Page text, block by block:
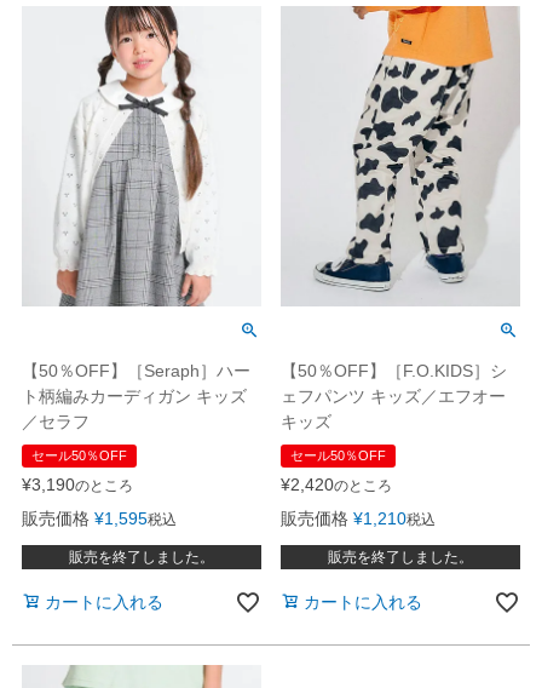
【50％OFF】［Seraph］ハー
ト柄編みカーディガン キッズ
／セラフ
セール50％OFF
¥3,190のところ
販売価格 ¥1,595税込
販売を終了しました。
カートに入れる
【50％OFF】［F.O.KIDS］シ
ェフパンツ キッズ／エフオー
キッズ
セール50％OFF
¥2,420のところ
販売価格 ¥1,210税込
販売を終了しました。
カートに入れる